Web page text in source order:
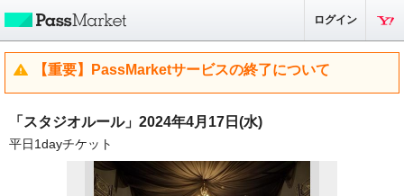
ログイン
【重要】PassMarketサービスの終了について
「スタジオルール」2024年4月17日(水)
平日1dayチケット